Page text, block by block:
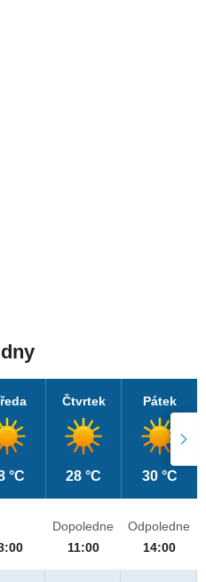
°C
Čtvrtek
28 °C
Pátek
30 °C
Dopoledne
11:00
Odpoledne
14:00